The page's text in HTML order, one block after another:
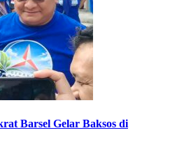
Barsel Gelar Baksos di